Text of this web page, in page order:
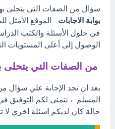
سؤال من الصفات التي يتحلى
بوابة الاجابات - الموقع الأمثل
في حلول الأسئلة والكتب
الوصول إلى أعلى المستويات
من الصفات التي يتحلى
بعد ان تجد الإجابة علي سؤال
المسلم .، نتمنى لكم التوفيق
حالة كان لديكم اسئلة اخري